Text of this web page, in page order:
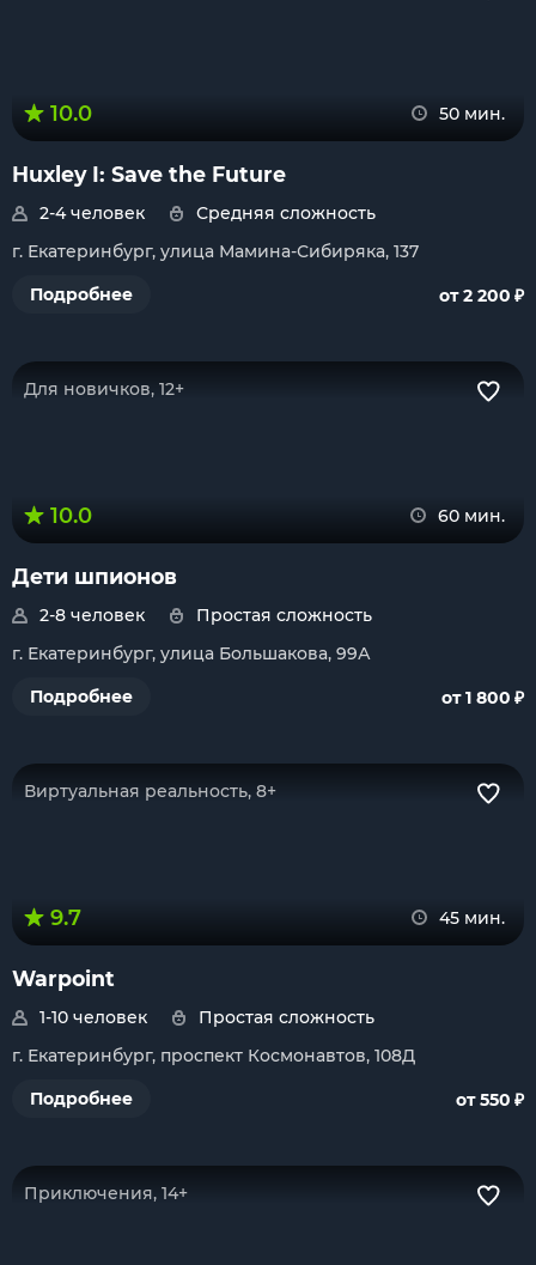
10.0 50 мин.
Huxley I: Save the Future
2-4 человек
Средняя сложность
г. Екатеринбург, улица Мамина-Сибиряка, 137
Подробнее
от 2 200 ₽
Для новичков, 12+
10.0 60 мин.
Дети шпионов
2-8 человек
Простая сложность
г. Екатеринбург, улица Большакова, 99А
Подробнее
от 1 800 ₽
Виртуальная реальность, 8+
9.7 45 мин.
Warpoint
1-10 человек
Простая сложность
г. Екатеринбург, проспект Космонавтов, 108Д
Подробнее
от 550 ₽
Приключения, 14+